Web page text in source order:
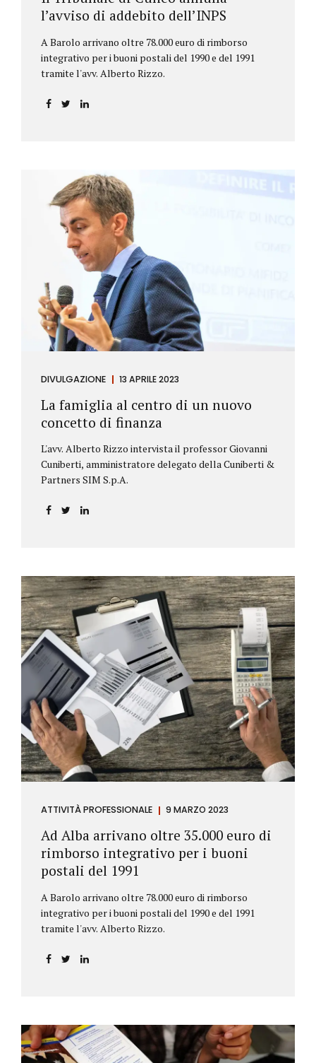
l’avviso di addebito dell’INPS
A Barolo arrivano oltre 78.000 euro di rimborso
integrativo per i buoni postali del 1990 e del 1991
tramite l'avv. Alberto Rizzo.
DIVULGAZIONE 13 APRILE 2023
La famiglia al centro di un nuovo
concetto di finanza
L'avv. Alberto Rizzo intervista il professor Giovanni
Cuniberti, amministratore delegato della Cuniberti &
Partners SIM S.p.A.
ATTIVITÀ PROFESSIONALE 9 MARZO 2023
Ad Alba arrivano oltre 35.000 euro di
rimborso integrativo per i buoni
postali del 1991
A Barolo arrivano oltre 78.000 euro di rimborso
integrativo per i buoni postali del 1990 e del 1991
tramite l'avv. Alberto Rizzo.